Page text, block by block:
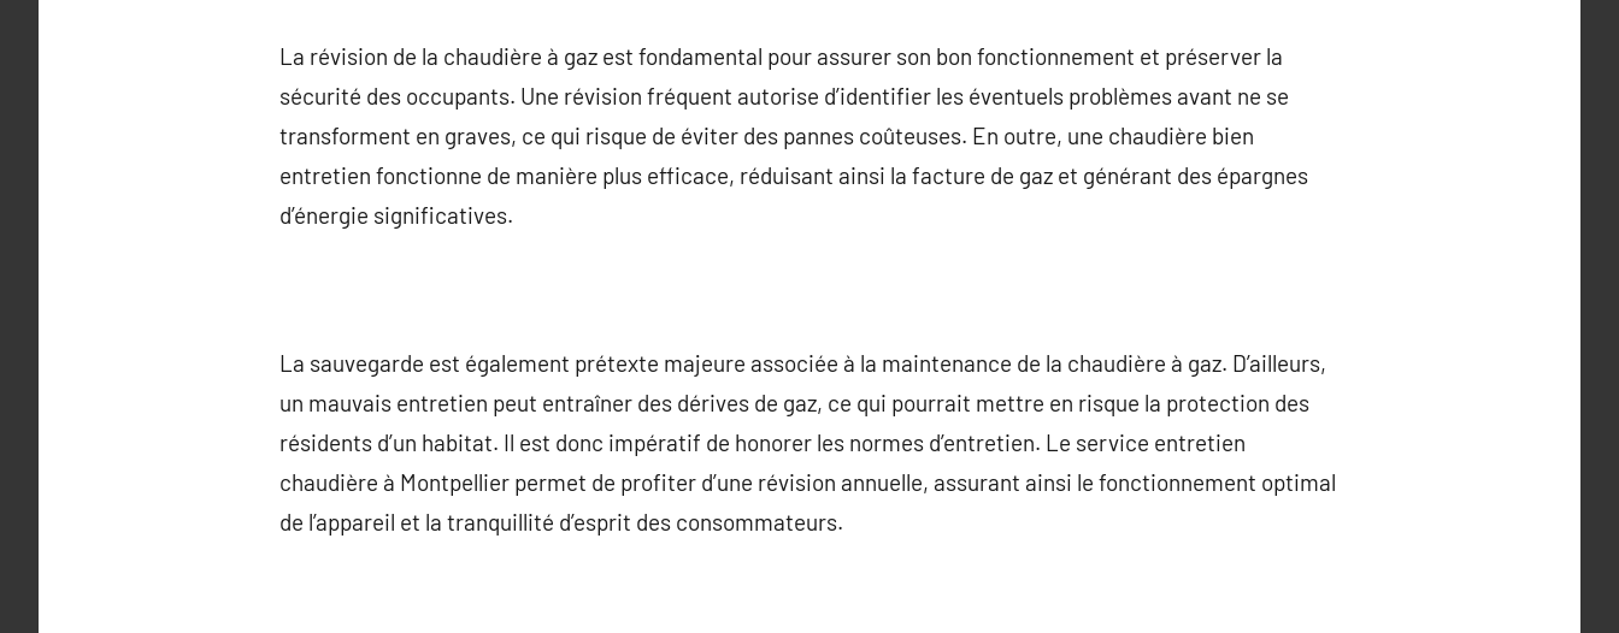
La révision de la chaudière à gaz est fondamental pour assurer son bon fonctionnement et préserver la
sécurité des occupants. Une révision fréquent autorise d’identifier les éventuels problèmes avant ne se
transforment en graves, ce qui risque de éviter des pannes coûteuses. En outre, une chaudière bien
entretien fonctionne de manière plus efficace, réduisant ainsi la facture de gaz et générant des épargnes
d’énergie significatives.
La sauvegarde est également prétexte majeure associée à la maintenance de la chaudière à gaz. D’ailleurs,
un mauvais entretien peut entraîner des dérives de gaz, ce qui pourrait mettre en risque la protection des
résidents d’un habitat. Il est donc impératif de honorer les normes d’entretien. Le service entretien
chaudière à Montpellier permet de profiter d’une révision annuelle, assurant ainsi le fonctionnement optimal
de l’appareil et la tranquillité d’esprit des consommateurs.